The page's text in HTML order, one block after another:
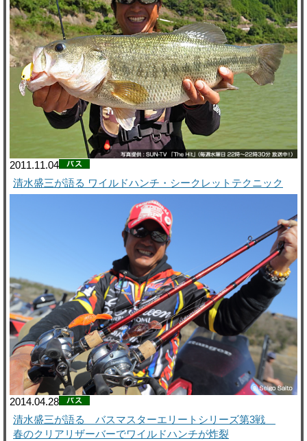
2011.11.04
清水盛三が語る ワイルドハンチ・シークレットテクニック
2014.04.28
清水盛三が語る バスマスターエリートシリーズ第3戦
春のクリアリザーバーでワイルドハンチが炸裂